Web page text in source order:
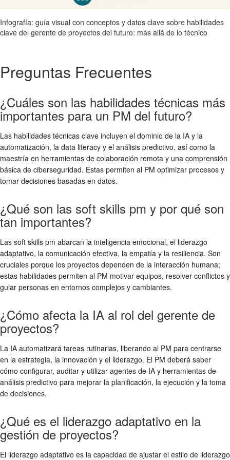
Infografía: guía visual con conceptos y datos clave sobre habilidades
clave del gerente de proyectos del futuro: más allá de lo técnico
Preguntas Frecuentes
¿Cuáles son las habilidades técnicas más
importantes para un PM del futuro?
Las habilidades técnicas clave incluyen el dominio de la IA y la
automatización, la data literacy y el análisis predictivo, así como la
maestría en herramientas de colaboración remota y una comprensión
básica de ciberseguridad. Estas permiten al PM optimizar procesos y
tomar decisiones basadas en datos.
¿Qué son las soft skills pm y por qué son
tan importantes?
Las soft skills pm abarcan la inteligencia emocional, el liderazgo
adaptativo, la comunicación efectiva, la empatía y la resiliencia. Son
cruciales porque los proyectos dependen de la interacción humana;
estas habilidades permiten al PM motivar equipos, resolver conflictos y
guiar personas en entornos complejos y cambiantes.
¿Cómo afecta la IA al rol del gerente de
proyectos?
La IA automatizará tareas rutinarias, liberando al PM para centrarse
en la estrategia, la innovación y el liderazgo. El PM deberá saber
cómo configurar, auditar y utilizar agentes de IA y herramientas de
análisis predictivo para mejorar la planificación, la ejecución y la toma
de decisiones.
¿Qué es el liderazgo adaptativo en la
gestión de proyectos?
El liderazgo adaptativo es la capacidad de ajustar el estilo de liderazgo